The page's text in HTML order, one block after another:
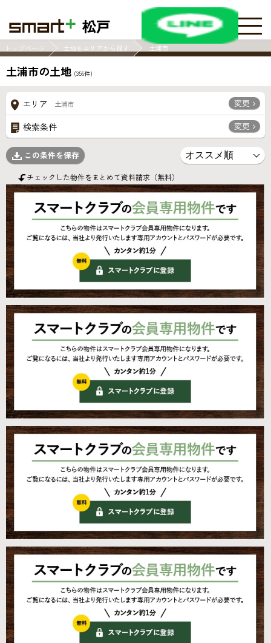
松戸
トップページ 土地をエリアから探す 土浦市
土浦市の土地 (356件)
エリア 土浦市 変更
検索条件 変更
この条件を保存
チェックした物件をまとめて資料請求（無料）